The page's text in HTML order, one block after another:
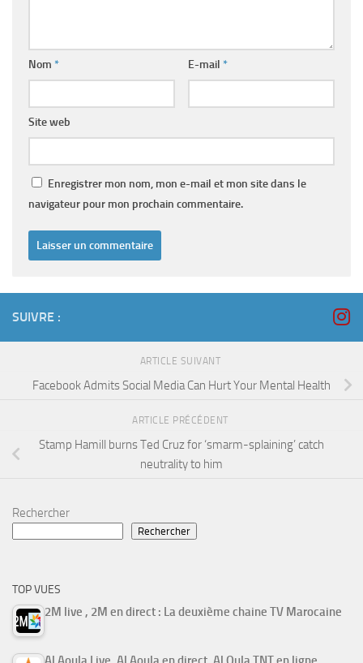
Nom * E-mail *
Site web
Enregistrer mon nom, mon e-mail et mon site dans le
navigateur pour mon prochain commentaire.
SUIVRE :
ARTICLE SUIVANT
Facebook Admits Social Media Can Hurt Your Mental Health
ARTICLE PRÉCÉDENT
Stamp Hamill burns Ted Cruz for ‘smarm-splaining’ catch
neutrality to him
Rechercher
Rechercher
TOP VUES
2M live , 2M en direct : La deuxième chaine TV Marocaine